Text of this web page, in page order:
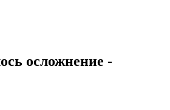
осложнение -